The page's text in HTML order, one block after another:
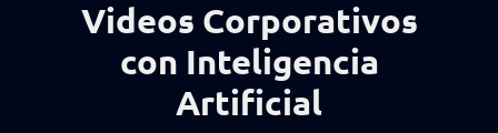
Videos Corporativos
con Inteligencia
Artificial